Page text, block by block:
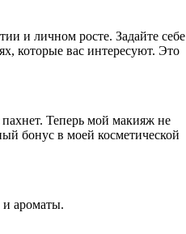
и личном росте. Задайте себе
которые вас интересуют. Это
пахнет. Теперь мой макияж не
бонус в моей косметической
и ароматы.